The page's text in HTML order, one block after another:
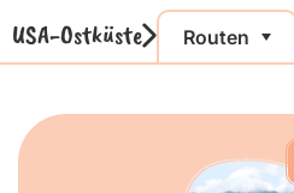
USA-Ostküste Routen